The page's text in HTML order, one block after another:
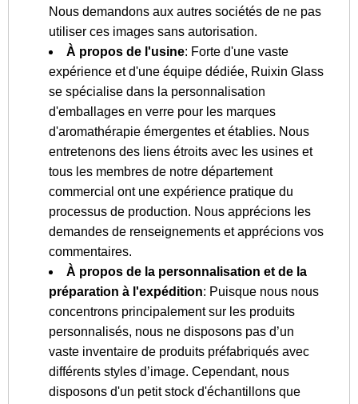
Nous demandons aux autres sociétés de ne pas
utiliser ces images sans autorisation.
À propos de l'usine: Forte d'une vaste
expérience et d'une équipe dédiée, Ruixin Glass
se spécialise dans la personnalisation
d'emballages en verre pour les marques
d'aromathérapie émergentes et établies. Nous
entretenons des liens étroits avec les usines et
tous les membres de notre département
commercial ont une expérience pratique du
processus de production. Nous apprécions les
demandes de renseignements et apprécions vos
commentaires.
À propos de la personnalisation et de la
préparation à l'expédition: Puisque nous nous
concentrons principalement sur les produits
personnalisés, nous ne disposons pas d’un
vaste inventaire de produits préfabriqués avec
différents styles d’image. Cependant, nous
disposons d'un petit stock d'échantillons que